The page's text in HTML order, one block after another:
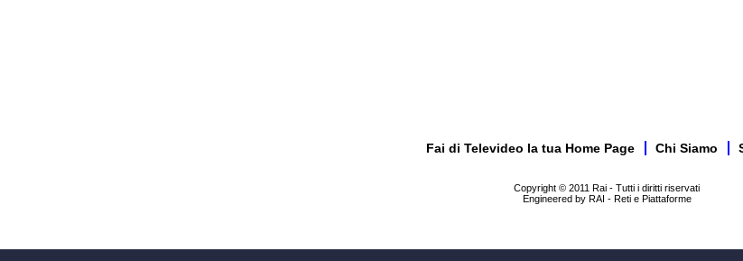
Fai di Televideo la tua Home Page Chi Siamo
Copyright © 2011 Rai - Tutti i diritti riservati
Engineered by RAI - Reti e Piattaforme